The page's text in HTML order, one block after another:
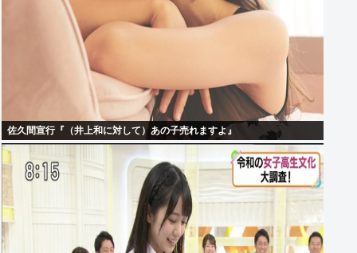
佐久間宣行『（井上和に対して）あの子売れますよ』